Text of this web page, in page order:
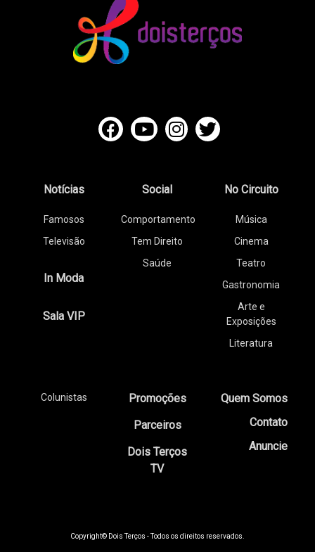
Notícias
Famosos
Televisão
In Moda
Sala VIP
Social
Comportamento
Tem Direito
Saúde
No Circuito
Música
Cinema
Teatro
Gastronomia
Arte e
Exposições
Literatura
Colunistas
Promoções
Parceiros
Dois Terços
TV
Quem Somos
Contato
Anuncie
Copyright© Dois Terços - Todos os direitos reservados.